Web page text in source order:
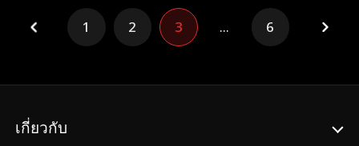
อย่างเด็ดขาด เธอเลือกที่จะเก็บใบสมัครสอบเข้า
มหาวิทยาลัยไว้ และเริ่มต้นชีวิตใหม่อีกครั้ง
1 2 3 ... 6
เกี่ยวกับ